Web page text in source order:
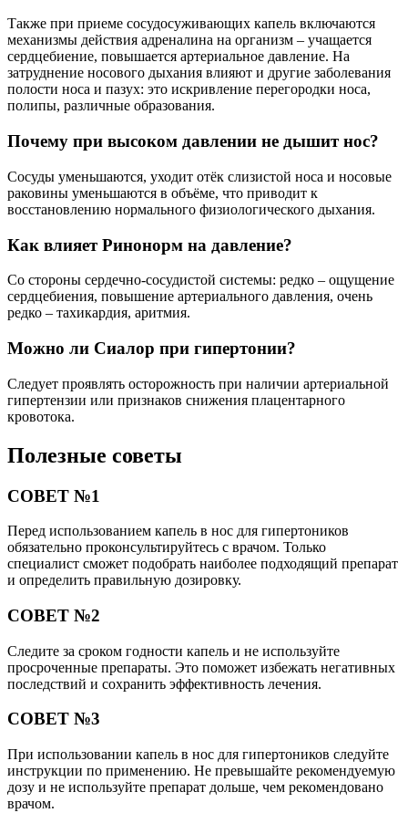
Также при приеме сосудосуживающих капель включаются
механизмы действия адреналина на организм – учащается
сердцебиение, повышается артериальное давление. На
затруднение носового дыхания влияют и другие заболевания
полости носа и пазух: это искривление перегородки носа,
полипы, различные образования.
Почему при высоком давлении не дышит нос?
Сосуды уменьшаются, уходит отёк слизистой носа и носовые
раковины уменьшаются в объёме, что приводит к
восстановлению нормального физиологического дыхания.
Как влияет Ринонорм на давление?
Со стороны сердечно-сосудистой системы: редко – ощущение
сердцебиения, повышение артериального давления, очень
редко – тахикардия, аритмия.
Можно ли Сиалор при гипертонии?
Следует проявлять осторожность при наличии артериальной
гипертензии или признаков снижения плацентарного
кровотока.
Полезные советы
СОВЕТ №1
Перед использованием капель в нос для гипертоников
обязательно проконсультируйтесь с врачом. Только
специалист сможет подобрать наиболее подходящий препарат
и определить правильную дозировку.
СОВЕТ №2
Следите за сроком годности капель и не используйте
просроченные препараты. Это поможет избежать негативных
последствий и сохранить эффективность лечения.
СОВЕТ №3
При использовании капель в нос для гипертоников следуйте
инструкции по применению. Не превышайте рекомендуемую
дозу и не используйте препарат дольше, чем рекомендовано
врачом.